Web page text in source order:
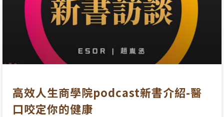
高效人生商學院podcast新書介紹-醫
口咬定你的健康